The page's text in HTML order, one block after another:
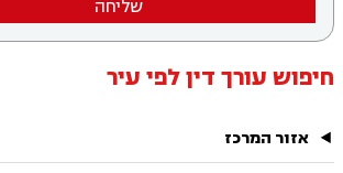
שליחה
חיפוש עורך דין לפי עיר
אזור המרכז